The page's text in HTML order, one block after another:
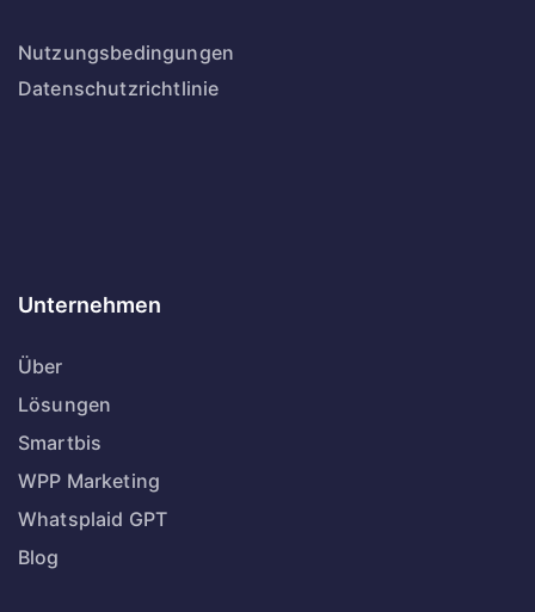
Nutzungsbedingungen
Datenschutzrichtlinie
Unternehmen
Über
Lösungen
Smartbis
WPP Marketing
Whatsplaid GPT
Blog